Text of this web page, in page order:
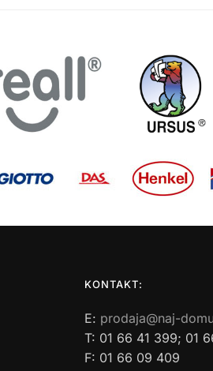
KONTAKT:
E: prodaja@naj-
T: 01 66 41 399; 01
F: 01 66 09 409